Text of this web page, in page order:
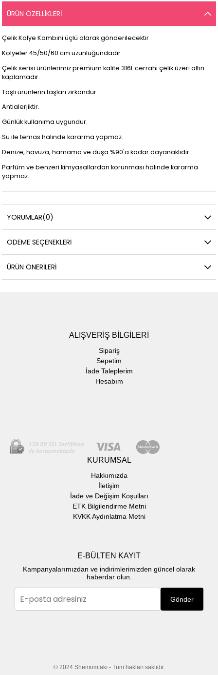
ÜRÜN ÖZELLIKLERI
Çelik Kolye Kombini üçlü olarak gönderilecektir
Kolyeler 45/50/60 cm uzunluğundadır
Çelik serisi ürünlerimiz premium kalite 316L cerrahi çelik üzeri altın
kaplamadır.
Taşlı ürünlerin taşları zirkondur.
Antialerjiktir.
Günlük kullanıma uygundur.
Su ile temas halinde kararma yapmaz.
Denize, havuza, hamama ve duşa %90'a kadar dayanaklıdır.
Parfüm ve benzeri kimyasallardan korunması halinde kararma
yapmaz.
YORUMLAR(0)
ÖDEME SEÇENEKLERI
ÜRÜN ÖNERILERI
ALIŞVERİŞ BİLGİLERİ
Sipariş
Sepetim
İade Taleplerim
Hesabım
KURUMSAL
Hakkımızda
İletişim
İade ve Değişim Koşulları
ETK Bilgilendirme Metni
KVKK Aydınlatma Metni
E-BÜLTEN KAYIT
Kampanyalarımızdan ve indirimlerimizden güncel olarak
haberdar olun.
Gönder
© 2024 Shemomtakı - Tüm hakları saklıdır.